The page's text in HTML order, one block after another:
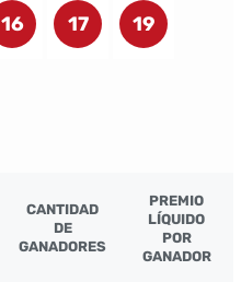
16 17 19
CANTIDAD
DE
GANADORES
PREMIO
LÍQUIDO
POR
GANADOR